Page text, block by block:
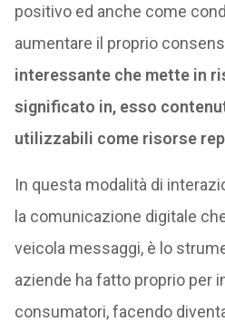
positivo ed anche come
aumentare il proprio
interessante che mette in
significato in, esso
utilizzabili come risorse
In questa modalità di
la comunicazione digitale
veicola messaggi, è lo
aziende ha fatto proprio per
consumatori, facendo